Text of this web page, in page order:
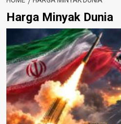
Harga Minyak Dunia